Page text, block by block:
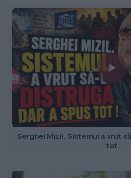
Serghei Mizil. Sistemul a vrut
tot